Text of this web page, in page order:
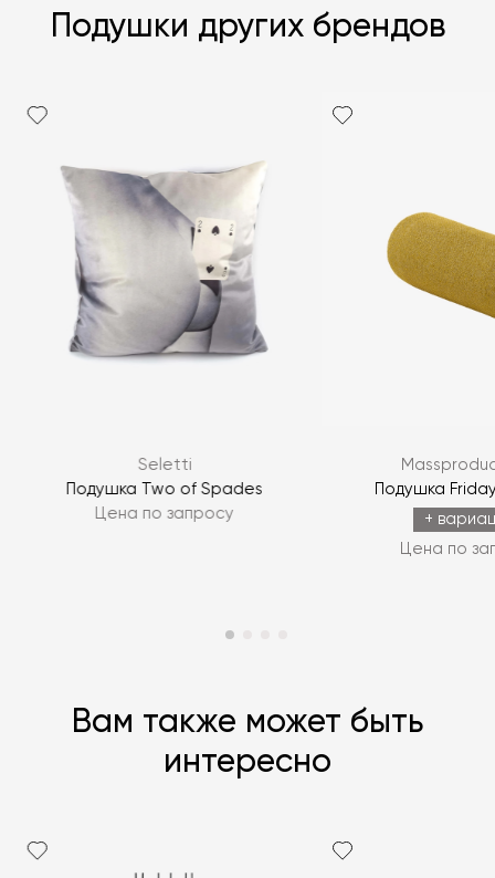
ЗАДАТЬ ВОПРОС
ЗАДАТЬ ВОПРОС
Подушки других брендов
Seletti
Подушка Two of Spades
Цена по запросу
Подушка
+
Цена по
Вам также может быть
интересно